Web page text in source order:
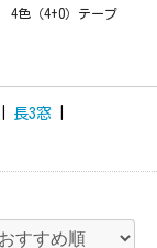
4色（4+0）テープ
長3窓